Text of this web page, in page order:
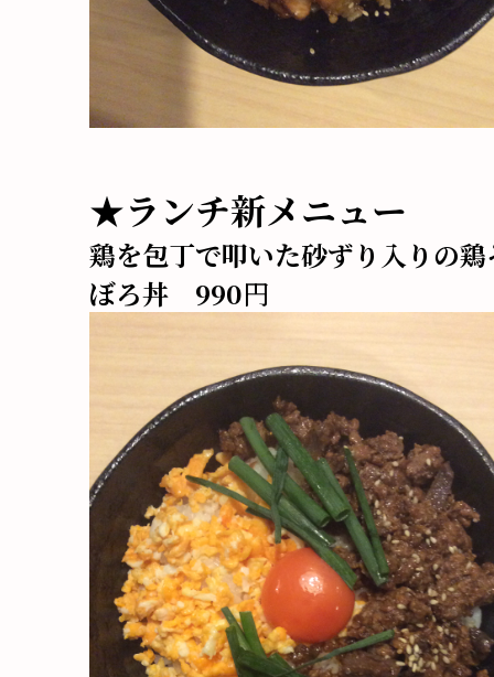
★ランチ新メニュー
鶏を包丁で叩いた砂ずり入りの鶏
ぼろ丼 990円